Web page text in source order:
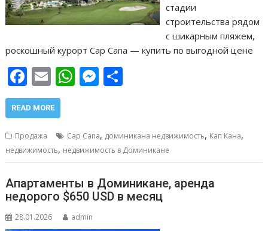
стадии
строительства рядом
с шикарным пляжем,
роскошный курорт Cap Cana — купить по выгодной цене
F
ac
e
b
o
o
k
E
m
ai
W
s
A
p
p
M
e
n
g
er
р
а
в
и
READ MORE
Продажа Cap Cana, доминикана недвижимость, Кап Кана,
недвижимость, недвижимость в Доминикане
Апартаменты в Доминикане, аренда
недорого $650 USD в месяц
28.01.2026 admin